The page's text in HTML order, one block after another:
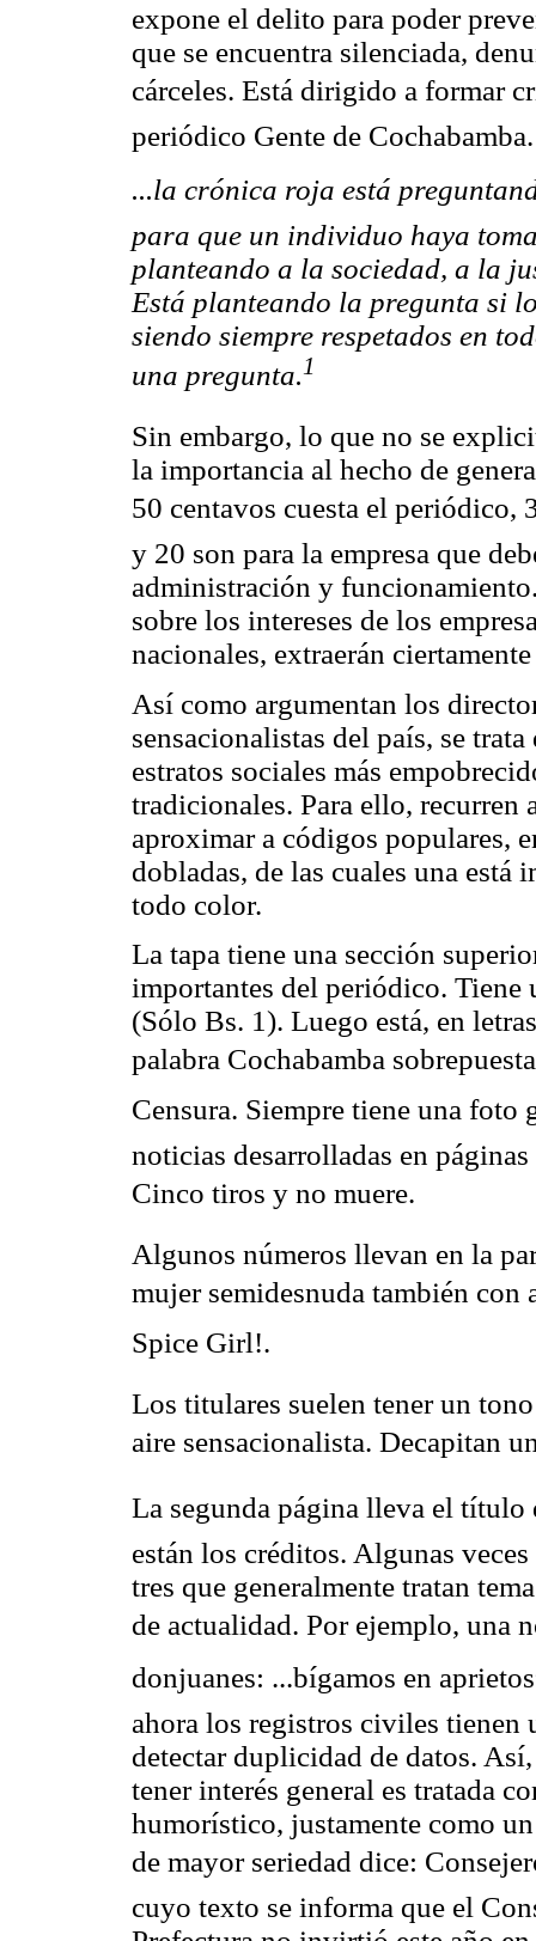
expone el delito para poder
que se encuentra silenciada,
cárceles. Está dirigido a formar
periódico Gente de Cochabamba.
...la crónica roja está
para que un individuo haya
planteando a la sociedad, a la
Está planteando la pregunta si
siendo siempre respetados en
una pregunta.1
Sin embargo, lo que no se
la importancia al hecho de
50 centavos cuesta el periódico,
y 20 son para la empresa que
administración y
sobre los intereses de los
nacionales, extraerán
Así como argumentan los
sensacionalistas del país, se
estratos sociales más
tradicionales. Para ello, recurren
aproximar a códigos populares,
dobladas, de las cuales una está
todo color.
La tapa tiene una sección
importantes del periódico. Tiene
(Sólo Bs. 1). Luego está, en
palabra Cochabamba
Censura. Siempre tiene una
noticias desarrolladas en
Cinco tiros y no muere.
Algunos números llevan en la
mujer semidesnuda también con
Spice Girl!.
Los titulares suelen tener un
aire sensacionalista. Decapitan
La segunda página lleva el título
están los créditos. Algunas
tres que generalmente tratan
de actualidad. Por ejemplo, una
donjuanes: ...bígamos en aprietos
ahora los registros civiles tienen
detectar duplicidad de datos.
tener interés general es tratada
humorístico, justamente como
de mayor seriedad dice:
cuyo texto se informa que el